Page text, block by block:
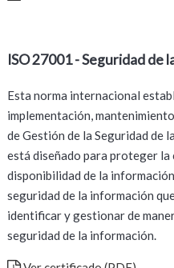
ISO 27001 - Seguridad de
Esta norma internacional
implementación,
de Gestión de la Seguridad de
está diseñado para proteger
disponibilidad de la
seguridad de la información
identificar y gestionar de
seguridad de la información.